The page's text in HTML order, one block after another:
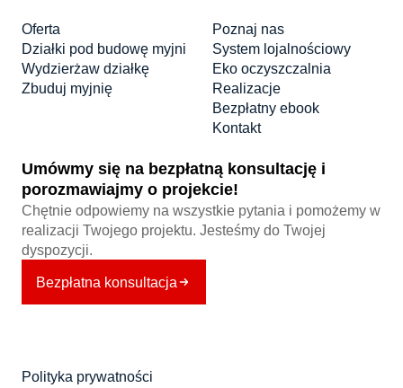
Oferta
Działki pod budowę myjni
Wydzierżaw działkę
Zbuduj myjnię
Poznaj nas
System lojalnościowy
Eko oczyszczalnia
Realizacje
Bezpłatny ebook
Kontakt
Umówmy się na bezpłatną konsultację i
porozmawiajmy o projekcie!
Chętnie odpowiemy na wszystkie pytania i pomożemy w
realizacji Twojego projektu. Jesteśmy do Twojej
dyspozycji.
Bezpłatna konsultacja
Polityka prywatności